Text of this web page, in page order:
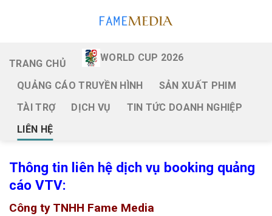
TRANG CHỦ
WORLD CUP 2026
QUẢNG CÁO TRUYỀN HÌNH
SẢN XUẤT PHIM
TÀI TRỢ
DỊCH VỤ
TIN TỨC DOANH NGHIỆP
LIÊN HỆ
Thông tin liên hệ dịch vụ booking quảng
cáo VTV:
Công ty TNHH Fame Media